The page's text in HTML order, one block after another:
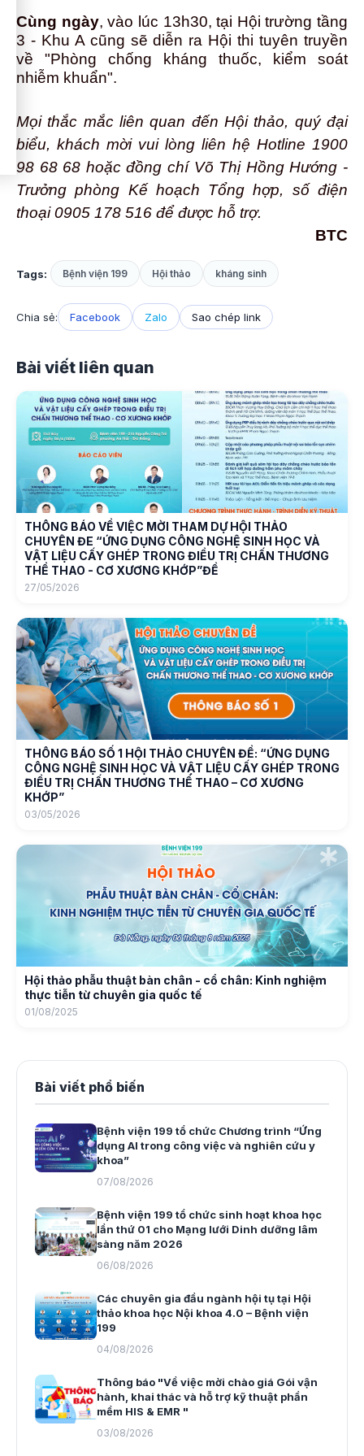
Cùng ngày, vào lúc 13h30, tại Hội trường tầng
3 - Khu A cũng sẽ diễn ra Hội thi tuyên truyền
về "Phòng chống kháng thuốc, kiểm soát
nhiễm khuẩn".
Mọi thắc mắc liên quan đến Hội thảo, quý đại
biểu, khách mời vui lòng liên hệ Hotline 1900
98 68 68 hoặc đồng chí Võ Thị Hồng Hướng -
Trưởng phòng Kế hoạch Tổng hợp, số điện
thoại 0905 178 516 để được hỗ trợ.
BTC
Tags: Bệnh viện 199 Hội thảo kháng sinh
Chia sẻ: Facebook Zalo Sao chép link
Bài viết liên quan
THÔNG BÁO VỀ VIỆC MỜI THAM DỰ HỘI THẢO
CHUYÊN ĐE “ỨNG DỤNG CÔNG NGHỆ SINH HỌC VÀ
VẬT LIỆU CẤY GHÉP TRONG ĐIỀU TRỊ CHẤN THƯƠNG
THỂ THAO - CƠ XƯƠNG KHỚP”ĐỀ
27/05/2026
THÔNG BÁO SỐ 1 HỘI THẢO CHUYÊN ĐỀ: “ỨNG DỤNG
CÔNG NGHỆ SINH HỌC VÀ VẬT LIỆU CẤY GHÉP TRONG
ĐIỀU TRỊ CHẤN THƯƠNG THỂ THAO – CƠ XƯƠNG
KHỚP”
03/05/2026
Hội thảo phẫu thuật bàn chân - cổ chân: Kinh nghiệm
thực tiễn từ chuyên gia quốc tế
01/08/2025
Bài viết phổ biến
Bệnh viện 199 tổ chức Chương trình “Ứng
dụng AI trong công việc và nghiên cứu y
khoa”
07/08/2026
Bệnh viện 199 tổ chức sinh hoạt khoa học
lần thứ 01 cho Mạng lưới Dinh dưỡng lâm
sàng năm 2026
06/08/2026
Các chuyên gia đầu ngành hội tụ tại Hội
thảo khoa học Nội khoa 4.0 – Bệnh viện
199
04/08/2026
Thông báo "Về việc mời chào giá Gói vận
hành, khai thác và hỗ trợ kỹ thuật phần
mềm HIS & EMR "
03/08/2026